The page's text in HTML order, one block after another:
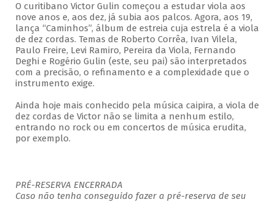
O curitibano Victor Gulin começou a estudar viola aos
nove anos e, aos dez, já subia aos palcos. Agora, aos 19,
lança “Caminhos”, álbum de estreia cuja estrela é a viola
de dez cordas. Temas de Roberto Corrêa, Ivan Vilela,
Paulo Freire, Levi Ramiro, Pereira da Viola, Fernando
Deghi e Rogério Gulin (este, seu pai) são interpretados
com a precisão, o refinamento e a complexidade que o
instrumento exige.
Ainda hoje mais conhecido pela música caipira, a viola de
dez cordas de Victor não se limita a nenhum estilo,
entrando no rock ou em concertos de música erudita,
por exemplo.
PRÉ-RESERVA ENCERRADA
Caso não tenha conseguido fazer a pré-reserva de seu